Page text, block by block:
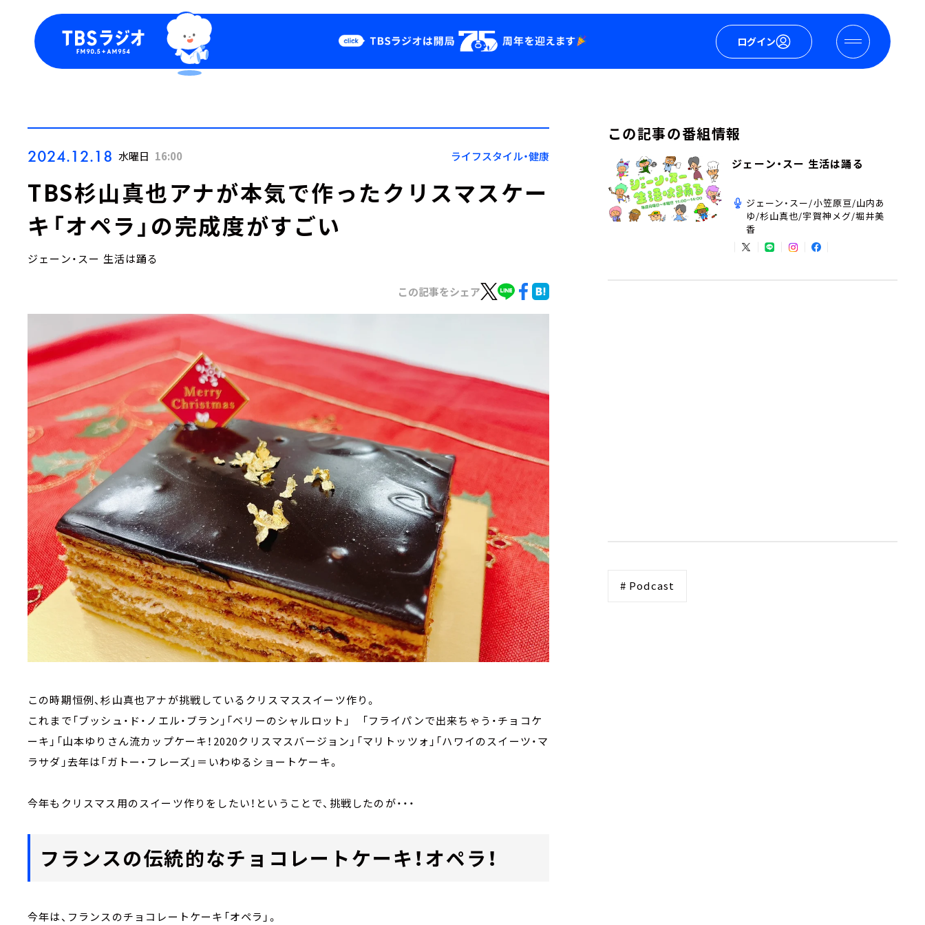
ログイン
Podcast
YouTube
会社情報
2024.12.18 水曜日 16:00 ライフスタイル・健康
TBS杉山真也アナが本気で作ったクリスマスケー
キ「オペラ」の完成度がすごい
ジェーン・スー 生活は踊る
この記事をシェア
この時期恒例、杉山真也アナが挑戦しているクリスマススイーツ作り。
これまで「ブッシュ・ド・ノエル・ブラン」「ベリーのシャルロット」 「フライパンで出来ちゃう・チョコケ
ーキ」「山本ゆりさん流カップケーキ！2020クリスマスバージョン」「マリトッツォ」「ハワイのスイーツ・マ
ラサダ」去年は「ガトー・フレーズ」＝いわゆるショートケーキ。
今年もクリスマス用のスイーツ作りをしたい！ということで、挑戦したのが・・・
フランスの伝統的なチョコレートケーキ！オペラ！
今年は、フランスのチョコレートケーキ「オペラ」。
この記事の番組情報
ジェーン・スー 生活は踊る
ジェーン・スー/小笠原亘/山内あ
ゆ/杉山真也/宇賀神メグ/堀井美
香
# Podcast